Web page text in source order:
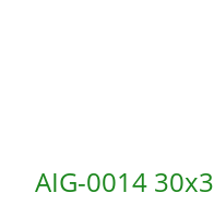
AIG-0014